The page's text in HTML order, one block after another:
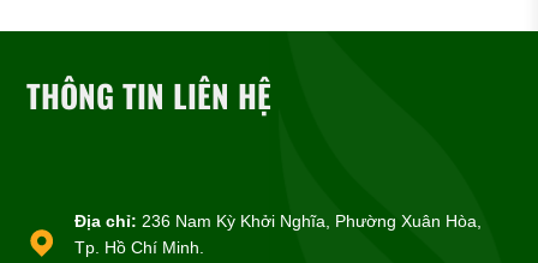
THÔNG TIN LIÊN HỆ
Địa chỉ: 236 Nam Kỳ Khởi Nghĩa, Phường Xuân Hòa,
Tp. Hồ Chí Minh.